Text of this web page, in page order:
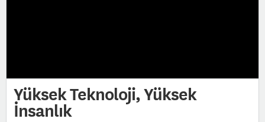
Yüksek Teknoloji, Yüksek
İnsanlık